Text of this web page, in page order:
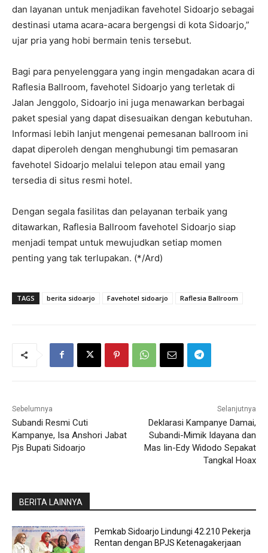
dan layanan untuk menjadikan favehotel Sidoarjo sebagai
destinasi utama acara-acara bergengsi di kota Sidoarjo,”
ujar pria yang hobi bermain tenis tersebut.
Bagi para penyelenggara yang ingin mengadakan acara di
Raflesia Ballroom, favehotel Sidoarjo yang terletak di
Jalan Jenggolo, Sidoarjo ini juga menawarkan berbagai
paket spesial yang dapat disesuaikan dengan kebutuhan.
Informasi lebih lanjut mengenai pemesanan ballroom ini
dapat diperoleh dengan menghubungi tim pemasaran
favehotel Sidoarjo melalui telepon atau email yang
tersedia di situs resmi hotel.
Dengan segala fasilitas dan pelayanan terbaik yang
ditawarkan, Raflesia Ballroom favehotel Sidoarjo siap
menjadi tempat untuk mewujudkan setiap momen
penting yang tak terlupakan. (*/Ard)
TAGS berita sidoarjo Favehotel sidoarjo Raflesia Ballroom
Sebelumnya
Subandi Resmi Cuti
Kampanye, Isa Anshori Jabat
Pjs Bupati Sidoarjo
Selanjutnya
Deklarasi Kampanye Damai,
Subandi-Mimik Idayana dan
Mas Iin-Edy Widodo Sepakat
Tangkal Hoax
BERITA LAINNYA
Pemkab Sidoarjo Lindungi 42.210 Pekerja
Rentan dengan BPJS Ketenagakerjaan